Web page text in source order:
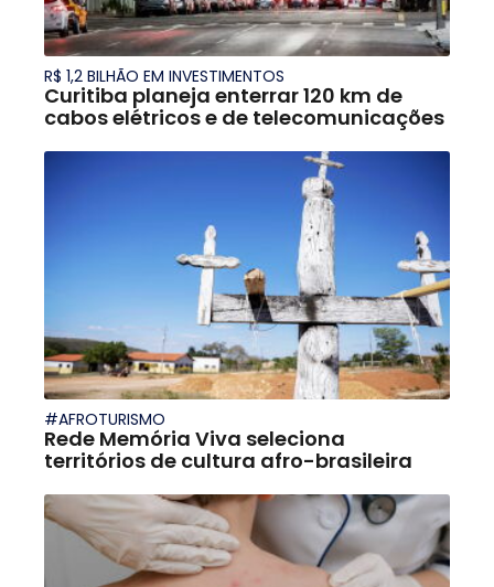
R$ 1,2 BILHÃO EM INVESTIMENTOS
Curitiba planeja enterrar 120 km de
cabos elétricos e de telecomunicações
#AFROTURISMO
Rede Memória Viva seleciona
territórios de cultura afro-brasileira